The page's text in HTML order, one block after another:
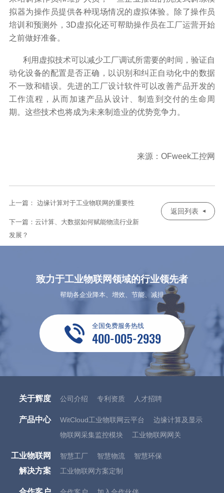
拟器为操作员提供各种现场情况的虚拟体验。除了操作员
培训和预测外，3D虚拟化还可帮助操作员在工厂运营开始
之前做好准备。
利用虚拟技术可以减少工厂调试所需要的时间，验证自
动化设备的配置是否正确，以识别和纠正自动化中的数据
不一致和错误。先进的工厂设计软件可以改善产品开发的
工作流程，从而加速产品从设计、制造到交付的生命周
期。这些技术也将成为未来制造业的优势竞争力。
来源：OFweek工控网
上一篇： 边缘计算对于工业物联网的重要性
下一篇：云计算、大数据如何赋能物流行业新
发展？
返回列表
致力于工业物联网领域的行业领先者
帮助各企业降本、增效、节能、减排
全国免费服务热线
400-005-2939
关于辉度 公司介绍 专利资质 人才招聘
产品中心 WitCloud工业物联网云平台
边缘计算及显示
物联网采集监控模块
工业物联网网关
工业物联网
解决方案
智慧工厂 智慧物流
智慧环保
工业物联网方案定制